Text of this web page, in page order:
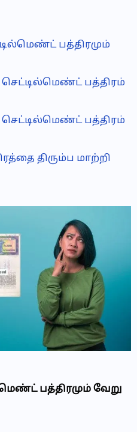
பத்திரமும்
பத்திரம்
பத்திரம்
திரும்ப மாற்றி
பத்திரமும் வேறு